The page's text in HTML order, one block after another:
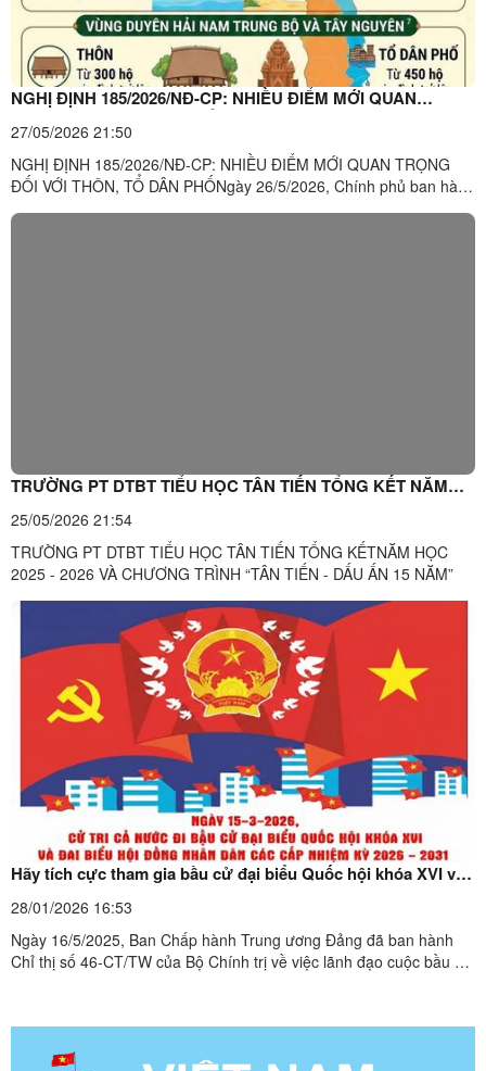
NGHỊ ĐỊNH 185/2026/NĐ-CP: NHIỀU ĐIỂM MỚI QUAN
TRỌNG ĐỐI VỚI THÔN, TỔ DÂN PHỐ
27/05/2026 21:50
NGHỊ ĐỊNH 185/2026/NĐ-CP: NHIỀU ĐIỂM MỚI QUAN TRỌNG
ĐỐI VỚI THÔN, TỔ DÂN PHỐNgày 26/5/2026, Chính phủ ban hành
TRƯỜNG PT DTBT TIỂU HỌC TÂN TIẾN TỔNG KẾT NĂM
HỌC 2025 - 2026 VÀ CHƯƠNG TRÌNH “TÂN TIẾN - DẤU ẤN
15 NĂM”
25/05/2026 21:54
TRƯỜNG PT DTBT TIỂU HỌC TÂN TIẾN TỔNG KẾTNĂM HỌC
2025 - 2026 VÀ CHƯƠNG TRÌNH “TÂN TIẾN - DẤU ẤN 15 NĂM”
Hãy tích cực tham gia bầu cử đại biểu Quốc hội khóa XVI và
đại biểu Hội đồng nhân dân các cấp nhiệm kỳ 2026 – 2031!
28/01/2026 16:53
Ngày 16/5/2025, Ban Chấp hành Trung ương Đảng đã ban hành
Chỉ thị số 46-CT/TW của Bộ Chính trị về việc lãnh đạo cuộc bầu cử
tiến hành vào ngày Chủ nhật, 15/3/2026. Đây là ...